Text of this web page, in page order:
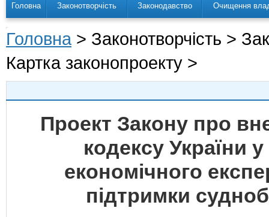
Головна Законотворчість Законодавство Очищення
Головна > Законотворчість >
Картка законопроекту >
Проект Закону про
кодексу України
економічного
підтримки